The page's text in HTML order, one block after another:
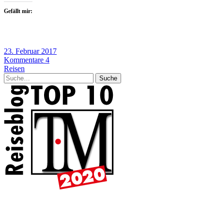
Gefällt mir:
23. Februar 2017
Kommentare 4
Reisen
Suche